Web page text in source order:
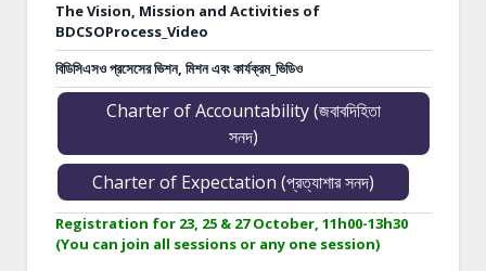
The Vision, Mission and Activities of
BDCSOProcess_Video
বিডিসিএসও প্রসেসের ভিশন, মিশন এবং কার্যক্রম_ভিডিও
Charter of Accountability (জবাবদিহিতা
সনদ)
Charter of Expectation (প্রত্যাশার সনদ)
Registration for 23, 25 & 27 October, 11h00-13h30
(You can join all sessions or any one session)